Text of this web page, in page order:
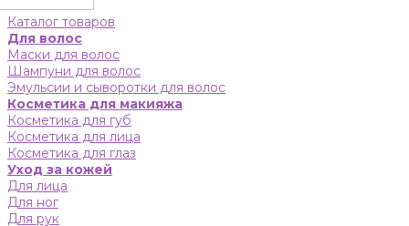
Каталог товаров
Для волос
Маски для волос
Шампуни для волос
Эмульсии и сыворотки для волос
Косметика для макияжа
Косметика для губ
Косметика для лица
Косметика для глаз
Уход за кожей
Для лица
Для ног
Для рук